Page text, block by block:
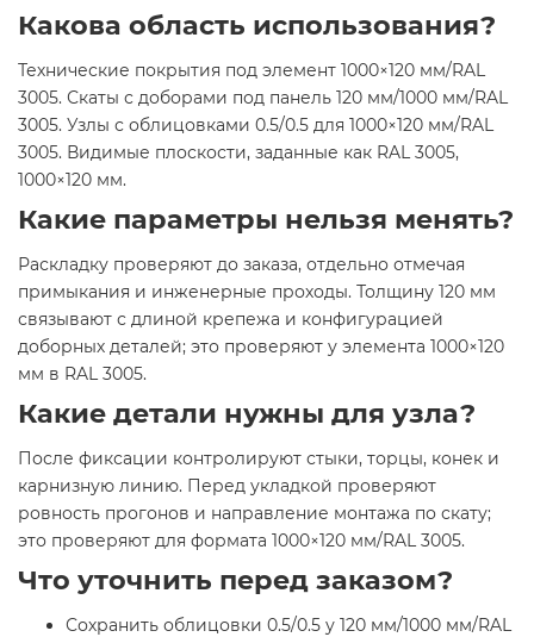
Какова область использования?
Технические покрытия под элемент 1000×120 мм/RAL
3005. Скаты с доборами под панель 120 мм/1000 мм/RAL
3005. Узлы с облицовками 0.5/0.5 для 1000×120 мм/RAL
3005. Видимые плоскости, заданные как RAL 3005,
1000×120 мм.
Какие параметры нельзя менять?
Раскладку проверяют до заказа, отдельно отмечая
примыкания и инженерные проходы. Толщину 120 мм
связывают с длиной крепежа и конфигурацией
доборных деталей; это проверяют у элемента 1000×120
мм в RAL 3005.
Какие детали нужны для узла?
После фиксации контролируют стыки, торцы, конек и
карнизную линию. Перед укладкой проверяют
ровность прогонов и направление монтажа по скату;
это проверяют для формата 1000×120 мм/RAL 3005.
Что уточнить перед заказом?
Сохранить облицовки 0.5/0.5 у 120 мм/1000 мм/RAL